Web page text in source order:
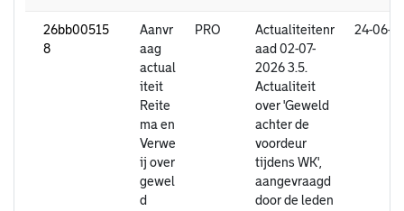
26bb00515
8
Aanvr
aag
actual
iteit
Reite
ma en
Verwe
ij over
gewel
d
PRO
Actualiteitenr
aad 02-07-
2026 3.5.
Actualiteit
over 'Geweld
achter de
voordeur
tijdens WK',
aangevraagd
door de leden
24-06-